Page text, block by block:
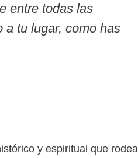
entre todas las
a tu lugar, como has
y espiritual que rodea